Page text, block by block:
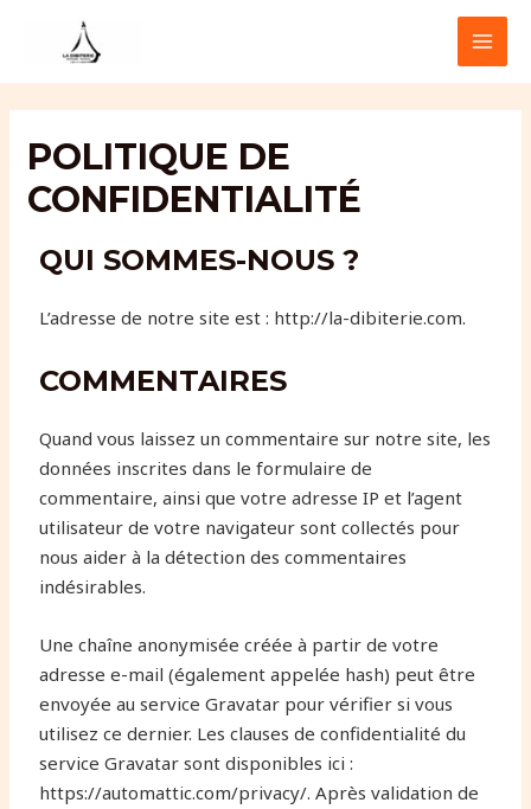
POLITIQUE DE
CONFIDENTIALITÉ
QUI SOMMES-NOUS ?
L’adresse de notre site est : http://la-dibiterie.com.
COMMENTAIRES
Quand vous laissez un commentaire sur notre site, les
données inscrites dans le formulaire de
commentaire, ainsi que votre adresse IP et l’agent
utilisateur de votre navigateur sont collectés pour
nous aider à la détection des commentaires
indésirables.
Une chaîne anonymisée créée à partir de votre
adresse e-mail (également appelée hash) peut être
envoyée au service Gravatar pour vérifier si vous
utilisez ce dernier. Les clauses de confidentialité du
service Gravatar sont disponibles ici :
https://automattic.com/privacy/. Après validation de